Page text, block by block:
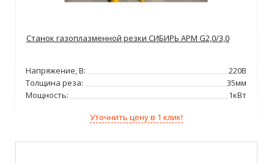
Станок газоплазменной резки СИБИРЬ АРМ G2,0/3,0
Напряжение, В:
220В
Толщина реза:
35мм
Мощность:
1кВт
Уточнить цену в 1 клик!